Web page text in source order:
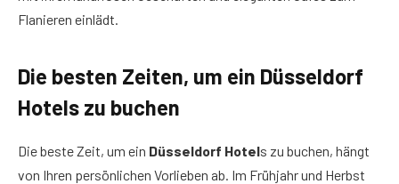
Flanieren einlädt.
Die besten Zeiten, um ein Düsseldorf
Hotels zu buchen
Die beste Zeit, um ein Düsseldorf Hotels zu buchen, hängt
von Ihren persönlichen Vorlieben ab. Im Frühjahr und Herbst